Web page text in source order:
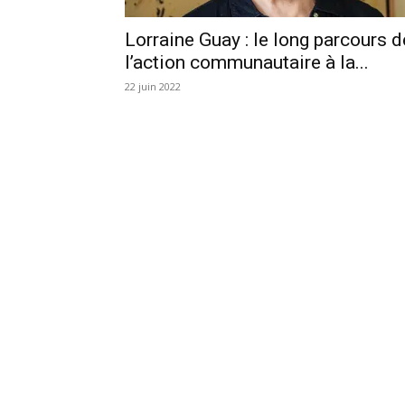
Lorraine Guay : le long parcours
l’action communautaire à la...
22 juin 2022